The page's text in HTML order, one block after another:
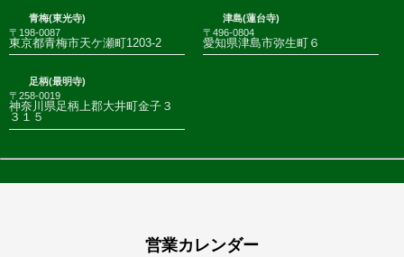
青梅(東光寺)
〒198-0087
東京都青梅市天ケ瀬町1203-2
津島(蓮台寺)
〒496-0804
愛知県津島市弥生町６
足柄(最明寺)
〒258-0019
神奈川県足柄上郡大井町金子３
３１５
営業カレンダー